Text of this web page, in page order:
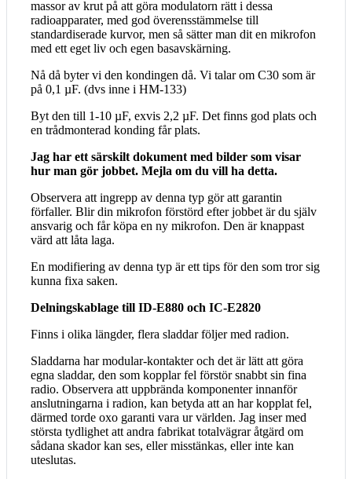
massor av krut på att göra modulatorn rätt i dessa
radioapparater, med god överensstämmelse till
standardiserade kurvor, men så sätter man dit en mikrofon
med ett eget liv och egen basavskärning.
Nå då byter vi den kondingen då. Vi talar om C30 som är
på 0,1 µF. (dvs inne i HM-133)
Byt den till 1-10 µF, exvis 2,2 µF. Det finns god plats och
en trådmonterad konding får plats.
Jag har ett särskilt dokument med bilder som visar
hur man gör jobbet. Mejla om du vill ha detta.
Observera att ingrepp av denna typ gör att garantin
förfaller. Blir din mikrofon förstörd efter jobbet är du själv
ansvarig och får köpa en ny mikrofon. Den är knappast
värd att låta laga.
En modifiering av denna typ är ett tips för den som tror sig
kunna fixa saken.
Delningskablage till ID-E880 och IC-E2820
Finns i olika längder, flera sladdar följer med radion.
Sladdarna har modular-kontakter och det är lätt att göra
egna sladdar, den som kopplar fel förstör snabbt sin fina
radio. Observera att uppbrända komponenter innanför
anslutningarna i radion, kan betyda att an har kopplat fel,
därmed torde oxo garanti vara ur världen. Jag inser med
största tydlighet att andra fabrikat totalvägrar åtgärd om
sådana skador kan ses, eller misstänkas, eller inte kan
uteslutas.